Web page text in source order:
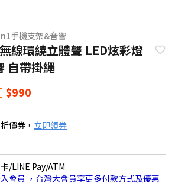
手機支架&音響
線環繞立體聲 LED炫彩燈
自帶掛繩
$990
價券， 立即領券
/LINE Pay/ATM
會員 ，台灣大會員享更多付款方式及優惠